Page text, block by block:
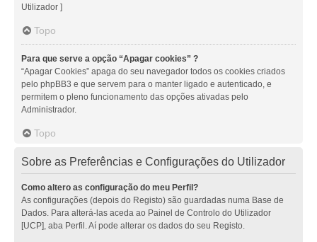
Utilizador ]
Topo
Para que serve a opção “Apagar cookies” ?
“Apagar Cookies” apaga do seu navegador todos os cookies criados
pelo phpBB3 e que servem para o manter ligado e autenticado, e
permitem o pleno funcionamento das opções ativadas pelo
Administrador.
Topo
Sobre as Preferências e Configurações do Utilizador
Como altero as configuração do meu Perfil?
As configurações (depois do Registo) são guardadas numa Base de
Dados. Para alterá-las aceda ao Painel de Controlo do Utilizador
[UCP], aba Perfil. Aí pode alterar os dados do seu Registo.